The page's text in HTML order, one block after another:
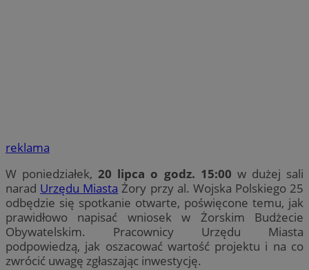
reklama
W poniedziałek,20 lipca o godz. 15:00 w dużej sali
narad Urzędu Miasta Żory przy al. Wojska Polskiego 25
odbędzie się spotkanie otwarte, poświęcone temu, jak
prawidłowo napisać wniosek w Żorskim Budżecie
Obywatelskim. Pracownicy Urzędu Miasta
podpowiedzą, jak oszacować wartość projektu i na co
zwrócić uwagę zgłaszając inwestycję.